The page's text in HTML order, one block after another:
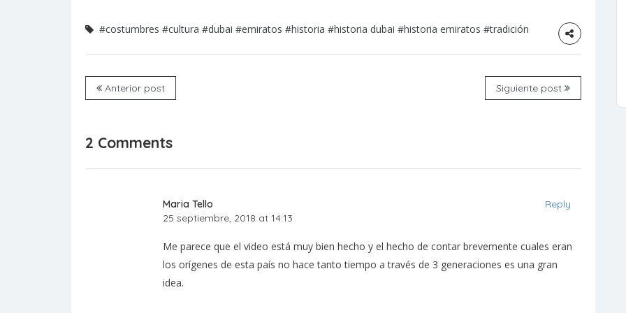
#costumbres #cultura #dubai #emiratos #historia #historia dubai #historia emiratos #tradición
Anterior post Siguiente post
2 Comments
Maria Tello
25 septiembre, 2018 at 14:13
Reply
Me parece que el video está muy bien hecho y el hecho de contar brevemente cuales eran
los orígenes de esta país no hace tanto tiempo a través de 3 generaciones es una gran
idea.